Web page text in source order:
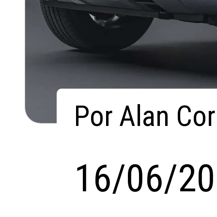
Por Alan
Por Alan
16/06/